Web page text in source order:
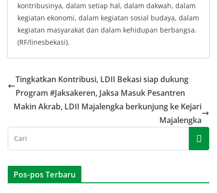
kontribusinya, dalam setiap hal, dalam dakwah, dalam
kegiatan ekonomi, dalam kegiatan sosial budaya, dalam
kegiatan masyarakat dan dalam kehidupan berbangsa.
(RF/linesbekasi).
Tingkatkan Kontribusi, LDII Bekasi siap dukung
Program #Jaksakeren, Jaksa Masuk Pesantren
Makin Akrab, LDII Majalengka berkunjung ke Kejari
Majalengka
Pos-pos Terbaru